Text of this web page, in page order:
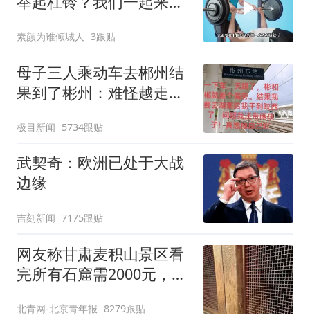
素颜为谁倾城人 3跟贴
母子三人乘动车去郴州结
果到了彬州：难怪越走越
极目新闻 5734跟贴
武契奇：欧洲已处于大战
边缘
吉刻新闻 7175跟贴
网友称甘肃麦积山景区看
完所有石窟需2000元，景
护，游客可按需买
北青网-北京青年报 8279跟贴